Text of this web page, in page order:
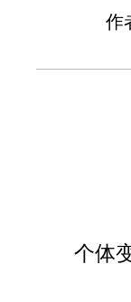
作
个体变